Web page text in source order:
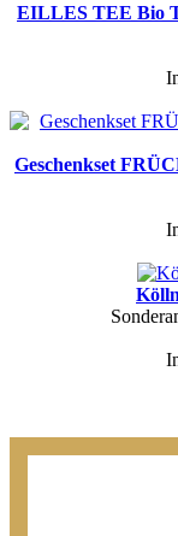
EILLES TEE Bio
Geschenkset